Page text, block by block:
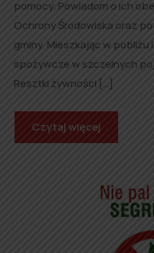
pomocy. Powiadom o ich
Ochrony Środowiska oraz
gminy. Mieszkając w
spożywcze w szczelnych
Resztki żywności […]
Czytaj więcej